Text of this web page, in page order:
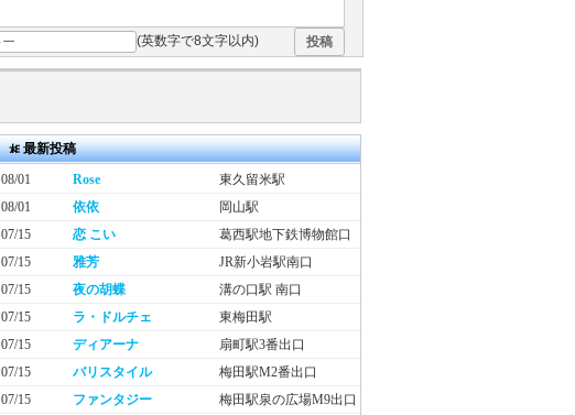
(英数字で8文字以内) 投稿
最新投稿
08/01
Rose
東久留米駅
08/01
依依
岡山駅
07/15
恋 こい
葛西駅地下鉄博物館口
07/15
雅芳
JR新小岩駅南口
07/15
夜の胡蝶
溝の口駅 南口
07/15
ラ・ドルチェ
東梅田駅
07/15
ディアーナ
扇町駅3番出口
07/15
バリスタイル
梅田駅M2番出口
07/15
ファンタジー
梅田駅泉の広場M9出口